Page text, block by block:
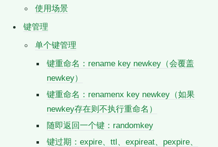
使用场景
键管理
单个键管理
键重命名：rename key newkey（会覆盖
newkey）
键重命名：renamenx key newkey（如果
newkey存在则不执行重命名）
随即返回一个键：randomkey
键过期：expire、ttl、expireat、pexpire、